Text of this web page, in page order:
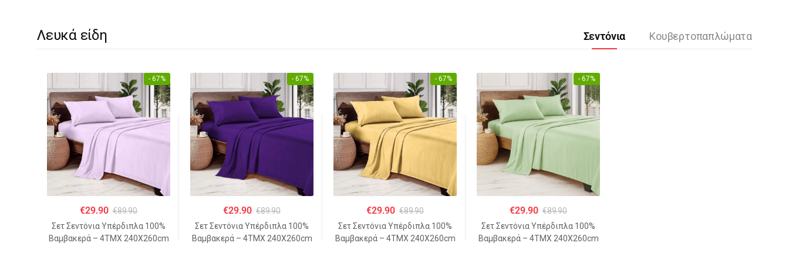
Λευκά είδη Σεντόνια Κουβερτοπαπλώματα
- 67%
€29.90 €89.90
Σετ Σεντόνια Υπέρδιπλα 100%
Βαμβακερά – 4ΤΜΧ 240Χ260cm
- 67%
€29.90 €89.90
Σετ Σεντόνια Υπέρδιπλα 100%
Βαμβακερά – 4ΤΜΧ 240Χ260cm
- 67%
€29.90 €89.90
Σετ Σεντόνια Υπέρδιπλα 100%
Βαμβακερά – 4ΤΜΧ 240Χ260cm
- 67%
€29.90 €89.90
Σετ Σεντόνια Υπέρδιπλα 100%
Βαμβακερά – 4ΤΜΧ 240Χ260cm